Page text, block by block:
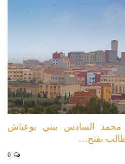
السادس ببني بوعياش
بفتح…